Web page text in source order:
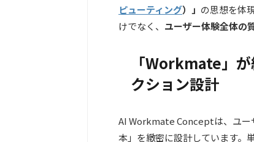
ピューティング） 」 の思想を体
けでなく、 ユーザー体験全体の
「Workmate」
クション設計
AI Workmate Conceptは、ユー
本」を緻密に設計しています。